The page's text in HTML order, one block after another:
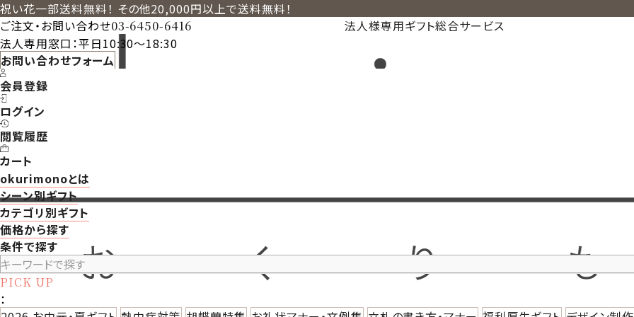
祝い花一部送料無料！ その他20,000円以上で送料無料！
法人様専用ギフト総合サービス
ご注文・お問い合わせ03-6450-6416
法人専用窓口：平日10:30～18:30
お問い合わせフォーム
会員登録
ログイン
閲覧履歴
カート
okurimonoとは
シーン別ギフト
カテゴリ別ギフト
価格から探す
条件で探す
PICK UP
：